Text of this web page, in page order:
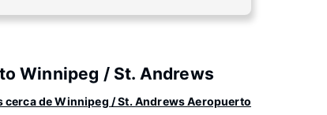
Winnipeg / St. Andrews
cerca de Winnipeg / St. Andrews Aeropuerto